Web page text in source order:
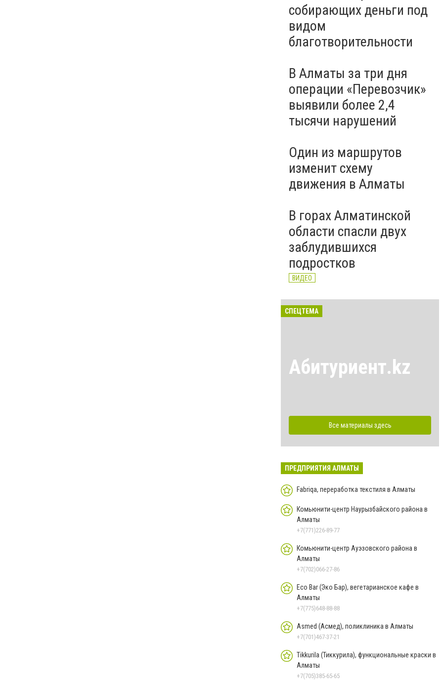
собирающих деньги под
видом
благотворительности
В Алматы за три дня
операции «Перевозчик»
выявили более 2,4
тысячи нарушений
Один из маршрутов
изменит схему
движения в Алматы
В горах Алматинской
области спасли двух
заблудившихся
подростков
ВИДЕО
СПЕЦТЕМА
Абитуриент.kz
Все материалы здесь
ПРЕДПРИЯТИЯ АЛМАТЫ
Fabriqa, переработка текстиля в Алматы
Комьюнити-центр Наурызбайского района в
Алматы
+7(771)226-89-77
Комьюнити-центр Ауэзовского района в
Алматы
+7(702)066-27-86
Eco Bar (Эко Бар), вегетарианское кафе в
Алматы
+7(775)648-88-88
Asmed (Асмед), поликлиника в Алматы
+7(701)467-37-21
Tikkurila (Тиккурила), функциональные краски в
Алматы
+7(705)385-65-65